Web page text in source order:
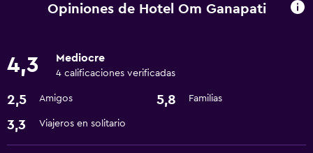
Servicios básicos
Aire acondicionado
Artículos de aseo gratis
Opiniones de Hotel Om Ganapati
4,3 Mediocre
4 calificaciones verificadas
2,5 Amigos 5,8 Familias
3,3 Viajeros en solitario